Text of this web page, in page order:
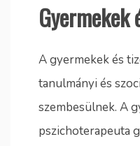
Gyermekek
A gyermekek és
tanulmányi és
szembesülnek. A
pszichoterapeuta